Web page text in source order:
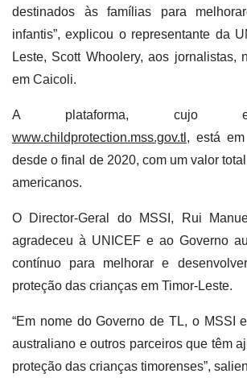
destinados às famílias para
infantis”, explicou o representante da
Leste, Scott Whoolery, aos jornalistas,
em Caicoli.
A plataforma, cujo
www.childprotection.mss.gov.tl , está em
desde o final de 2020, com um valor
americanos.
O Director-Geral do MSSI, Rui
agradeceu à UNICEF e ao Governo
contínuo para melhorar e
proteção das crianças em Timor-Leste.
“Em nome do Governo de TL, o MSSI
australiano e outros parceiros que têm
proteção das crianças timorenses”,